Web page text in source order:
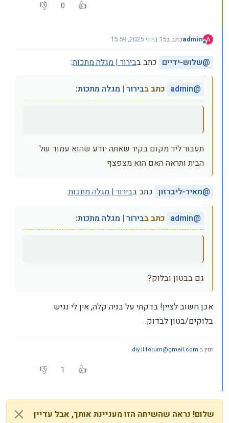
0
A
מנותק
adminכתב ב15 ביוני 2025, 15:59
נערך לאחרונה על ידי
@שלוש-ידיים כתב בבירור | מגלה מתכות:
@
admin כתב בבירור | מגלה מתכות:
תעבור ליד מקום בקיר שאתה יודע שהוא עמוד של
הבית ותראה האם הוא מצפצף
@מאיר-ליברזון כתב בבירור | מגלה מתכות:
@
admin כתב בבירור | מגלה מתכות:
גם בבטון ובלוק?
אכן חשוב לציין! בדקתי על בניה קלה, אין לי נגיש
בלוקים/בטון לבדוק.
זמין ב diy.il.forum@gmail.com
1
שלום! נראה שהשיחה הזו מעניינת אותך, אבל עדיין